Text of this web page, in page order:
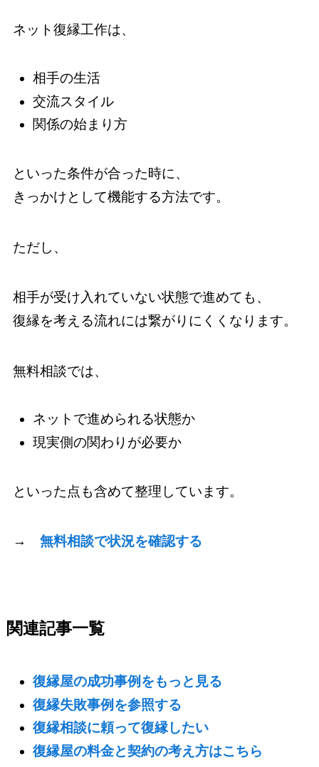
ネット復縁工作は、
相手の生活
交流スタイル
関係の始まり方
といった条件が合った時に、
きっかけとして機能する方法です。
ただし、
相手が受け入れていない状態で進めても、
復縁を考える流れには繋がりにくくなります。
無料相談では、
ネットで進められる状態か
現実側の関わりが必要か
といった点も含めて整理しています。
→ 無料相談で状況を確認する
関連記事一覧
復縁屋の成功事例をもっと見る
復縁失敗事例を参照する
復縁相談に頼って復縁したい
復縁屋の料金と契約の考え方はこちら